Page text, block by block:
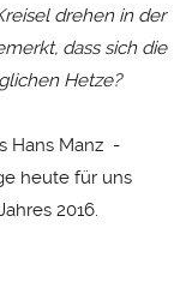
drehen in der
dass sich die
Hetze?
Hans Manz -
heute für uns
2016.